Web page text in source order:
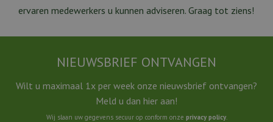
ervaren medewerkers u kunnen adviseren. Graag tot ziens!
NIEUWSBRIEF ONTVANGEN
Wilt u maximaal 1x per week onze nieuwsbrief ontvangen?
Meld u dan hier aan!
Wij slaan uw gegevens secuur op conform onze privacy policy.